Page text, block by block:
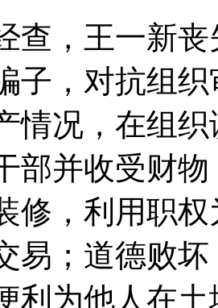
一新丧失
子，对抗组
情况，在组
部并收受财
修，利用职
易；道德败
利为他人在